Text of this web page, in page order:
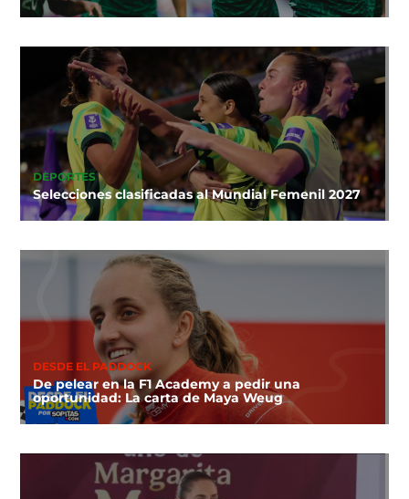
DEPORTES
Selecciones clasificadas al Mundial Femenil 2027
DESDE EL PADDOCK
De pelear en la F1 Academy a pedir una
oportunidad: La carta de Maya Weug